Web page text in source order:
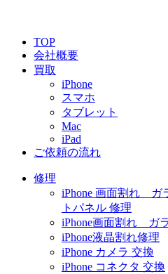
TOP
会社概要
買取
iPhone
スマホ
タブレット
Mac
iPad
ご依頼の流れ
修理
iPhone 画面割れ
トパネル 修理
iPhone画面割れ ガ
iPhone液晶割れ修理
iPhone カメラ 交換
iPhone コネクタ 交換